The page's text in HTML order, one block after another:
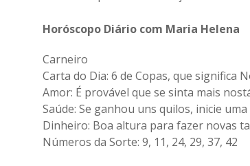
Horóscopo Diário com Maria Helena
Carneiro
Carta do Dia: 6 de Copas, que significa
Amor: É provável que se sinta mais
Saúde: Se ganhou uns quilos, inicie
Dinheiro: Boa altura para fazer novas
Números da Sorte: 9, 11, 24, 29, 37, 42